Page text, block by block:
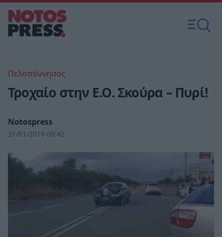
Πελοπόννησος
Τροχαίο στην Ε.Ο. Σκούρα – Πυρί!
Notospress
31/01/2019 09:42